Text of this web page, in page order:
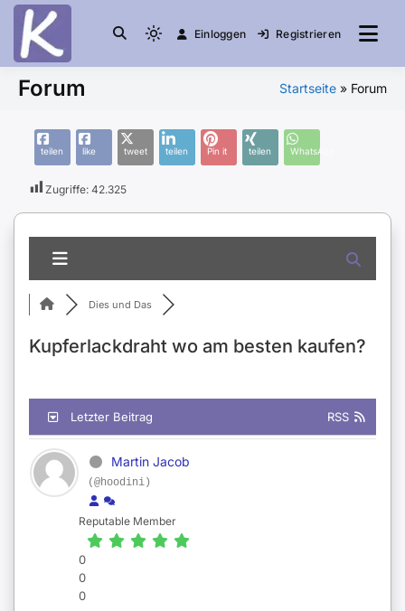
die Community Einloggen Registrieren
Forum Startseite » Forum
teilen like tweet teilen Pin it teilen WhatsApp
Zugriffe: 42.325
Dies und Das
Kupferlackdraht wo am besten kaufen?
Letzter Beitrag RSS
Martin Jacob
(@hoodini)
Reputable Member
0
0
0